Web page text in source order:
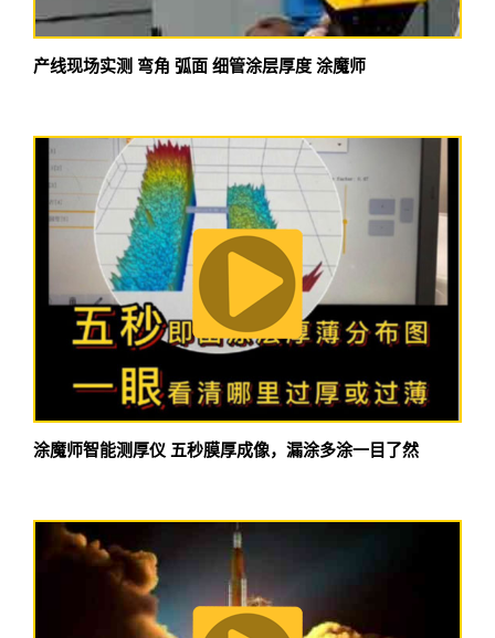
产线现场实测 弯角 弧面 细管涂层厚度 涂魔师
涂魔师智能测厚仪 五秒膜厚成像，漏涂多涂一目了然